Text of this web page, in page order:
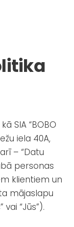
SIA “BOBO
iela 40A,
– “Datu
personas
klientiem un
mājaslapu
“Jūs”).